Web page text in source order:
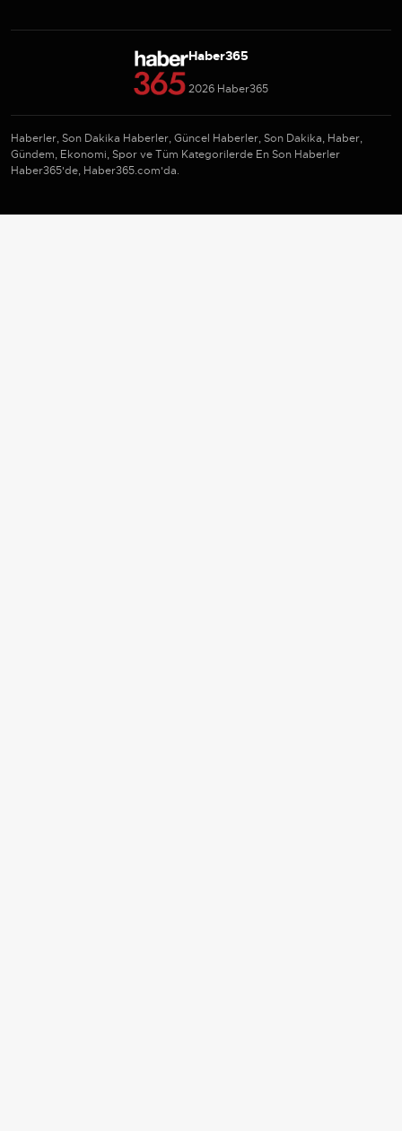
Haber365
2026 Haber365
Haberler, Son Dakika Haberler, Güncel Haberler, Son Dakika, Haber,
Gündem, Ekonomi, Spor ve Tüm Kategorilerde En Son Haberler
Haber365'de, Haber365.com'da.